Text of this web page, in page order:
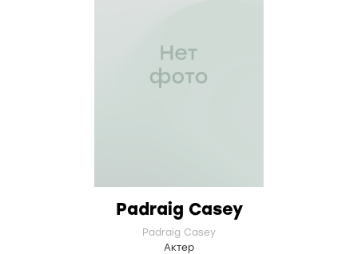
Padraig Casey
Padraig Casey
Актер